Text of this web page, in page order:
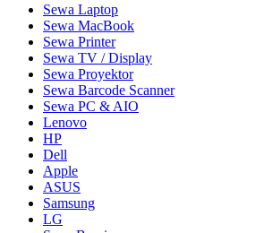
Sewa Laptop
Sewa MacBook
Sewa Printer
Sewa TV / Display
Sewa Proyektor
Sewa Barcode Scanner
Sewa PC & AIO
Lenovo
HP
Dell
Apple
ASUS
Samsung
LG